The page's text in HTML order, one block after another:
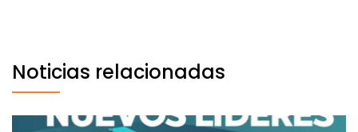
Noticias relacionadas